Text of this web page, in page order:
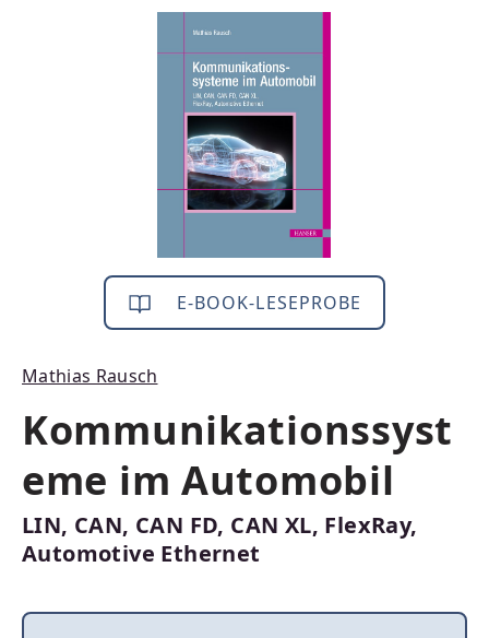
Bildergalerie überspringen
E-BOOK-LESEPROBE
Mathias Rausch
Kommunikationssyst
eme im Automobil
LIN, CAN, CAN FD, CAN XL, FlexRay,
Automotive Ethernet